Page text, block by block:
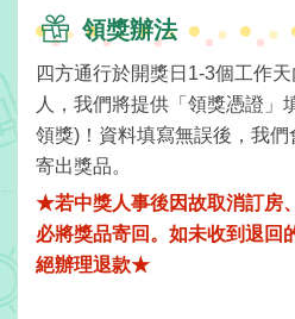
伴
計
劃
商
品
宣
領獎辦法
四方通行於開獎日1-3個工作天
人，我們將提供「領獎憑證」
領獎)！資料填寫無誤後，我
寄出獎品。
★若中獎人事後因故取消訂房
必將獎品寄回。如未收到退回
絕辦理退款★